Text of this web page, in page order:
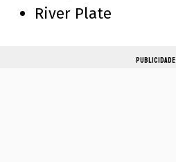
River Plate
PUBLICIDADE